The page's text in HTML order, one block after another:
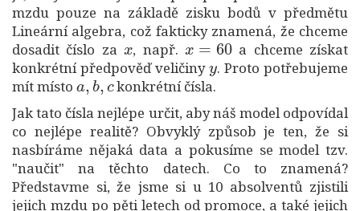
mzdu pouze na základě zisku bodů v předmětu
Lineární algebra, což fakticky znamená, že chceme
dosadit číslo za
x
, např.
x=60
a chceme získat
konkrétní předpověď veličiny
y
. Proto potřebujeme
mít místo
a,b,c
konkrétní čísla.
Jak tato čísla nejlépe určit, aby náš model odpovídal
co nejlépe realitě? Obvyklý způsob je ten, že si
nasbíráme nějaká data a pokusíme se model tzv.
"naučit" na těchto datech. Co to znamená?
Představme si, že jsme si u 10 absolventů zjistili
jejich mzdu po pěti letech od promoce, a také jejich